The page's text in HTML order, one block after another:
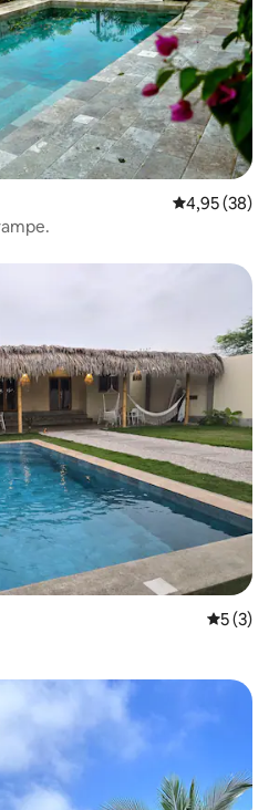
Prosječna
4,95 (38)
5 (3)
oznakom „Odabrali gosti”